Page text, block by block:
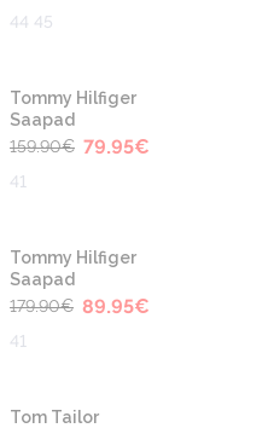
44 45
-50%
Tommy Hilfiger
Saapad
159.90€ 79.95€
41
-50%
Tommy Hilfiger
Saapad
179.90€ 89.95€
41
Tom Tailor